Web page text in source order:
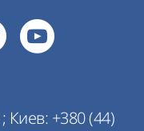
; Киев: +380 (44)